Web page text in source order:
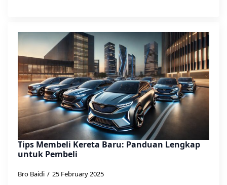
Tips Membeli Kereta Baru: Panduan Lengkap
untuk Pembeli
Bro Baidi 25 February 2025